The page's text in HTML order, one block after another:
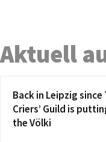
Aktuell
Back in Leipzig
Criers’ Guild is
the Völki